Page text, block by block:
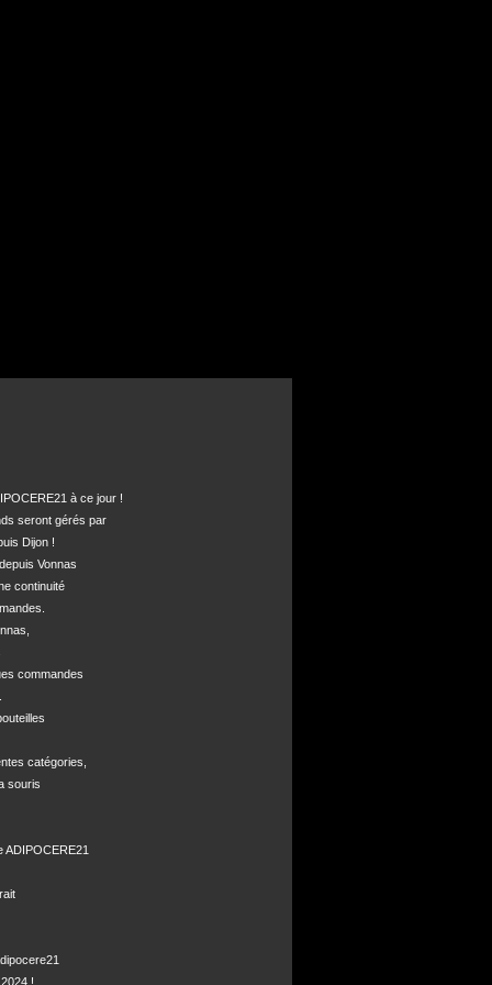
à ce jour !
seront gérés par
Dijon !
Vonnas
continuité
commandes
catégories,
souris
ADIPOCERE21
!